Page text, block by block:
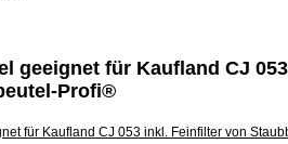
geeignet für Kaufland CJ
Profi®